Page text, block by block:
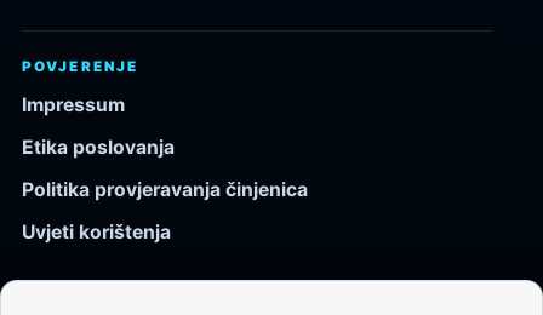
POVJERENJE
Impressum
Etika poslovanja
Politika provjeravanja činjenica
Uvjeti korištenja